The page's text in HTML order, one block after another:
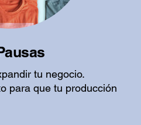
tu negocio.
para que tu producción